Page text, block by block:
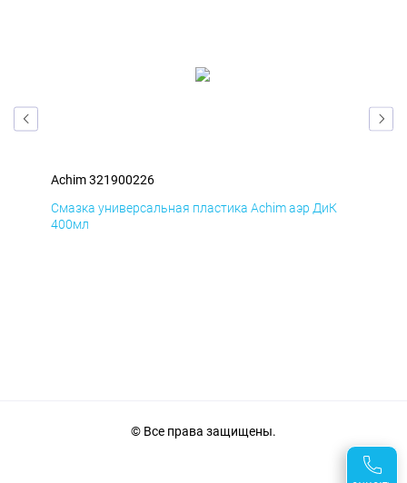
Achim 321900226
Смазка универсальная пластика Achim аэр ДиК
400мл
© Все права защищены.